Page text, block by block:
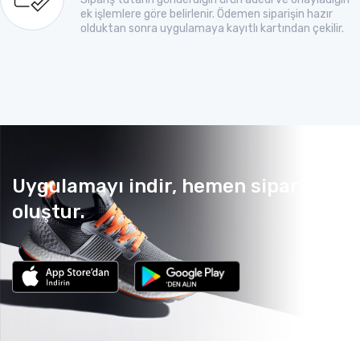
ek işlemlere göre belirlenir. Ödemen siparişin hazır
olduktan sonra uygulamaya kayıtlı kartından çekilir.
Uygulamayı indir, hemen sipariş
oluştur.